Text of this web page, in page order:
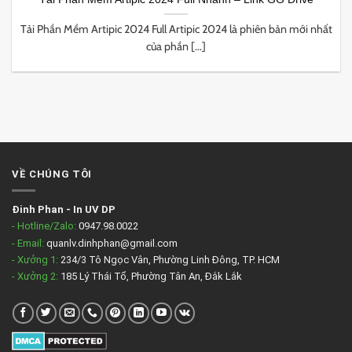
Tải Phần Mềm ​Artipic 2024 Full ​Artipic 2024 là phiên bản mới nhất
của phần [...]
VỀ CHÚNG TÔI
Đinh Phan - In UV DP
- Hotline/Zalo: 0947.98.0022
- Email: quanlv.dinhphan@gmail.com
- Xưởng 1: 234/3 Tô Ngọc Vân, Phường Linh Đông, TP. HCM
- Xưởng 2: 185 Lý Thái Tổ, Phường Tân An, Đắk Lắk